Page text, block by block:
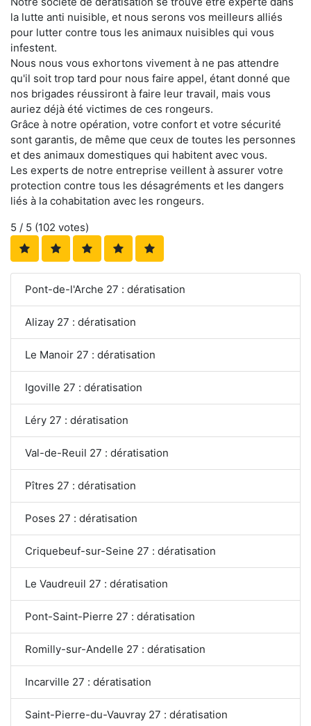
la lutte anti nuisible, et nous serons vos meilleurs alliés
pour lutter contre tous les animaux nuisibles qui vous
infestent.
Nous nous vous exhortons vivement à ne pas attendre
qu'il soit trop tard pour nous faire appel, étant donné que
nos brigades réussiront à faire leur travail, mais vous
auriez déjà été victimes de ces rongeurs.
Grâce à notre opération, votre confort et votre sécurité
sont garantis, de même que ceux de toutes les personnes
et des animaux domestiques qui habitent avec vous.
Les experts de notre entreprise veillent à assurer votre
protection contre tous les désagréments et les dangers
liés à la cohabitation avec les rongeurs.
5 / 5 (102 votes)
Pont-de-l'Arche 27 : dératisation
Alizay 27 : dératisation
Le Manoir 27 : dératisation
Igoville 27 : dératisation
Léry 27 : dératisation
Val-de-Reuil 27 : dératisation
Pîtres 27 : dératisation
Poses 27 : dératisation
Criquebeuf-sur-Seine 27 : dératisation
Le Vaudreuil 27 : dératisation
Pont-Saint-Pierre 27 : dératisation
Romilly-sur-Andelle 27 : dératisation
Incarville 27 : dératisation
Saint-Pierre-du-Vauvray 27 : dératisation